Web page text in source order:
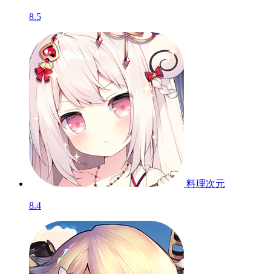
8.5
料理次元
8.4